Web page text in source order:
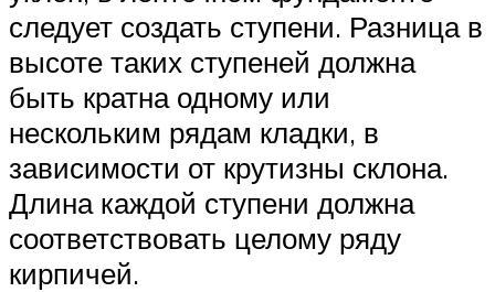
следует создать ступени. Разница в
высоте таких ступеней должна
быть кратна одному или
нескольким рядам кладки, в
зависимости от крутизны склона.
Длина каждой ступени должна
соответствовать целому ряду
кирпичей.